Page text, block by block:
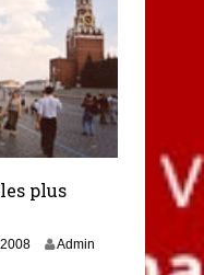
plus
Admin